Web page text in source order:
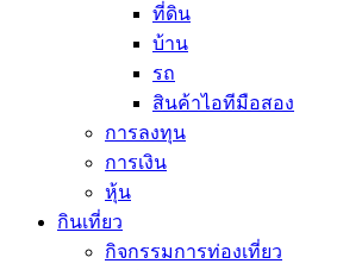
ที่ดิน
บ้าน
รถ
สินค้าไอทีมือสอง
การลงทุน
การเงิน
หุ้น
กินเที่ยว
กิจกรรมการท่องเที่ยว